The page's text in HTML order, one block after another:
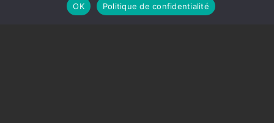
OK
Politique de confidentialité